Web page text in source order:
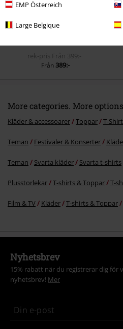
EMP Österreich
Large Belgique
rek-pris Från 399:-
Från389:-
More categories. More
Kläder & accessoarer Toppar T-
Teman Festivaler & Konserter
Teman Svarta kläder Svarta t-shirts
Plusstorlekar T-shirts & Toppar T-
Film & TV Kläder T-shirts & Toppar
Nyhetsbrev
15% rabatt när du registrerar dig för
nyhetsbrev! Mer